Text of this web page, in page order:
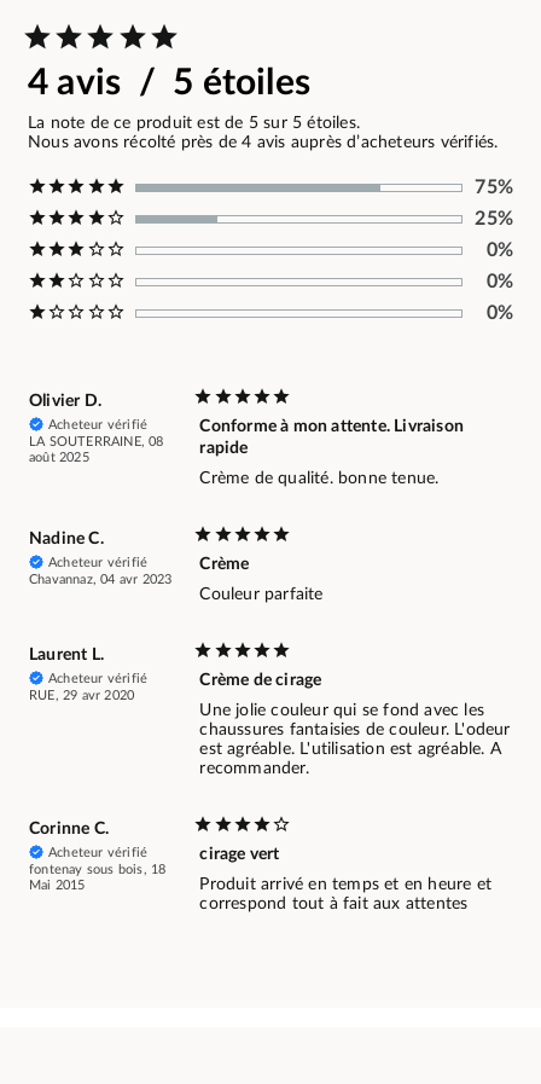
4 avis / 5 étoiles
La note de ce produit est de 5 sur 5 étoiles.
Nous avons récolté près de 4 avis auprès d’acheteurs vérifiés.
75%
25%
0%
0%
0%
Olivier D.
Acheteur vérifié
LA SOUTERRAINE, 08
août 2025
Conforme à mon attente. Livraison
rapide
Crème de qualité. bonne tenue.
Nadine C.
Acheteur vérifié
Chavannaz, 04 avr 2023
Crème
Couleur parfaite
Laurent L.
Acheteur vérifié
RUE, 29 avr 2020
Crème de cirage
Une jolie couleur qui se fond avec les
chaussures fantaisies de couleur. L'odeur
est agréable. L'utilisation est agréable. A
recommander.
Corinne C.
Acheteur vérifié
fontenay sous bois, 18
Mai 2015
cirage vert
Produit arrivé en temps et en heure et
correspond tout à fait aux attentes